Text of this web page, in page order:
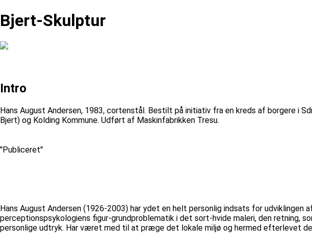
Bjert-Skulptur
Intro
Hans August Andersen, 1983, cortenstål. Bestilt på initiativ fra en kreds af borgere i
Bjert) og Kolding Kommune. Udført af Maskinfabrikken Tresu.
''Publiceret''
Hans August Andersen (1926-2003) har ydet en helt personlig indsats for
perceptionspsykologiens figur-grundproblematik i det sort-hvide maleri, den
personlige udtryk. Har været med til at præge det lokale miljø og hermed efterlevet